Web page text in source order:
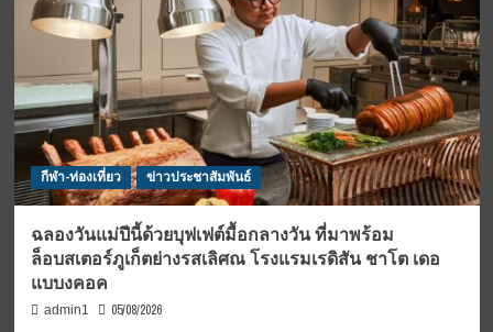
กีฬา-ท่องเที่ยว ข่าวประชาสัมพันธ์
ฉลองวันแม่ปีนี้ด้วยบุฟเฟต์มื้อกลางวัน ที่มาพร้อม
ล็อบสเตอร์ภูเก็ตย่างรสเลิศณ โรงแรมเรดิสัน ชาโต เดอ
แบบงคอค
admin1 05/08/2026